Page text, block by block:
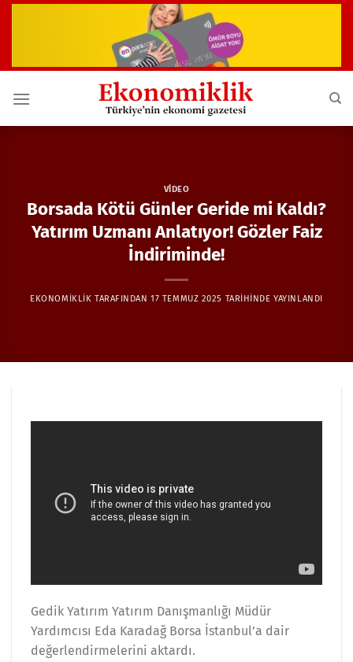
VIDEO
Borsada Kötü Günler Geride mi Kaldı?
Yatırım Uzmanı Anlatıyor! Gözler Faiz
İndiriminde!
EKONOMIKLIK TARAFINDAN 17 TEMMUZ 2025 TARIHINDE YAYINLANDI
Gedik Yatırım Yatırım Danışmanlığı Müdür
Yardımcısı Eda Karadağ Borsa İstanbul’a dair
değerlendirmelerini aktardı.